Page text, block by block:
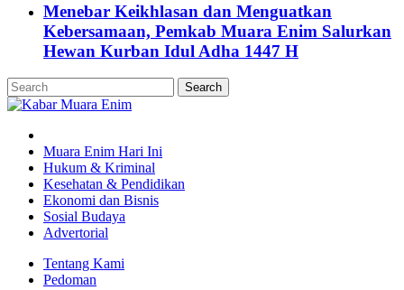
Menebar Keikhlasan dan Menguatkan
Kebersamaan, Pemkab Muara Enim Salurkan
Hewan Kurban Idul Adha 1447 H
Muara Enim Hari Ini
Hukum & Kriminal
Kesehatan & Pendidikan
Ekonomi dan Bisnis
Sosial Budaya
Advertorial
Tentang Kami
Pedoman